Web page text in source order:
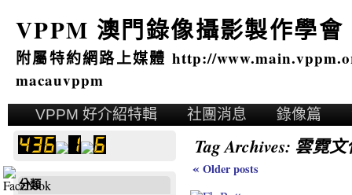
VPPM 澳門錄像攝影製作學會
附屬特約網路上媒體 http://
macauvppm
VPPM 好介紹特輯 社團消息 錄像篇
分類
Tag Archives: 雲霓
« Older posts